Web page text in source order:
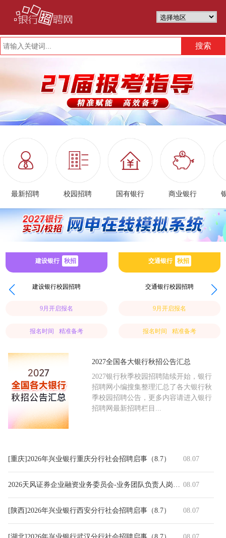
最新招聘 校园招聘 国有银行 商业银行
建设银行 秋招
建设银行校园招聘
9月开启报名
报名时间 精准备考
交通银行 秋招
交通银行校园招聘
9月开启报名
报名时间 精准备考
2027全国各大银行秋招公告汇总
2027银行秋季校园招聘陆续开始，银行
招聘网小编搜集整理汇总了各大银行秋
季校园招聘公告，更多内容请进入银行
招聘网最新招聘栏目...
[重庆]2026年兴业银行重庆分行社会招聘启事（8.7） 08.07
2026天风证券企业融资业务委员会-业务团队负责人岗社招公告（
08.07
[陕西]2026年兴业银行西安分行社会招聘启事（8.7） 08.07